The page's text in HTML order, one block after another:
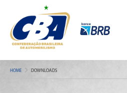
HOME DOWNLOADS